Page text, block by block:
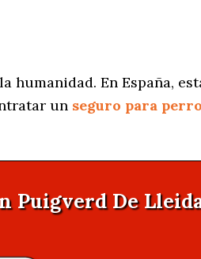
humanidad. En España,
un seguro para
Puigverd De